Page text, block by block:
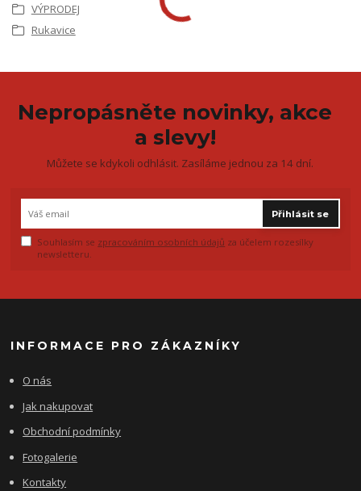
VÝPRODEJ
Rukavice
Nepropásněte novinky, akce
a slevy!
Můžete se kdykoli odhlásit. Zasíláme jednou za 14 dní.
Přihlásit se
Souhlasím se zpracováním osobních údajů za účelem rozesílky
newsletteru.
INFORMACE PRO ZÁKAZNÍKY
O nás
Jak nakupovat
Obchodní podmínky
Fotogalerie
Kontakty